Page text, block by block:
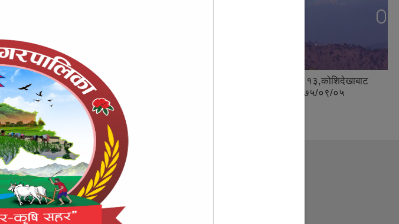
पाँचखाल नगरपालिका – १३,कोशिदेखाबाट
देखिने मनोरम दृश्य, २०७५/०९/०५
पाँचखाल नगरपालीका – १, अनैकोट
कोट्याङबाट देखिने हिमशृंखलाको मनोरम
योजना विधुतीय सेवा
(active tab)